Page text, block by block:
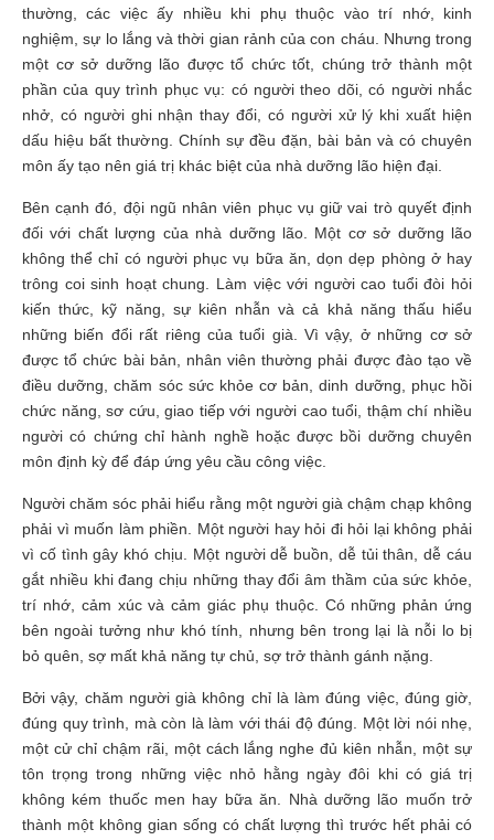
thường, các việc ấy nhiều khi phụ thuộc vào trí nhớ, kinh
nghiệm, sự lo lắng và thời gian rảnh của con cháu. Nhưng trong
một cơ sở dưỡng lão được tổ chức tốt, chúng trở thành một
phần của quy trình phục vụ: có người theo dõi, có người nhắc
nhở, có người ghi nhận thay đổi, có người xử lý khi xuất hiện
dấu hiệu bất thường. Chính sự đều đặn, bài bản và có chuyên
môn ấy tạo nên giá trị khác biệt của nhà dưỡng lão hiện đại.
Bên cạnh đó, đội ngũ nhân viên phục vụ giữ vai trò quyết định
đối với chất lượng của nhà dưỡng lão. Một cơ sở dưỡng lão
không thể chỉ có người phục vụ bữa ăn, dọn dẹp phòng ở hay
trông coi sinh hoạt chung. Làm việc với người cao tuổi đòi hỏi
kiến thức, kỹ năng, sự kiên nhẫn và cả khả năng thấu hiểu
những biến đổi rất riêng của tuổi già. Vì vậy, ở những cơ sở
được tổ chức bài bản, nhân viên thường phải được đào tạo về
điều dưỡng, chăm sóc sức khỏe cơ bản, dinh dưỡng, phục hồi
chức năng, sơ cứu, giao tiếp với người cao tuổi, thậm chí nhiều
người có chứng chỉ hành nghề hoặc được bồi dưỡng chuyên
môn định kỳ để đáp ứng yêu cầu công việc.
Người chăm sóc phải hiểu rằng một người già chậm chạp không
phải vì muốn làm phiền. Một người hay hỏi đi hỏi lại không phải
vì cố tình gây khó chịu. Một người dễ buồn, dễ tủi thân, dễ cáu
gắt nhiều khi đang chịu những thay đổi âm thầm của sức khỏe,
trí nhớ, cảm xúc và cảm giác phụ thuộc. Có những phản ứng
bên ngoài tưởng như khó tính, nhưng bên trong lại là nỗi lo bị
bỏ quên, sợ mất khả năng tự chủ, sợ trở thành gánh nặng.
Bởi vậy, chăm người già không chỉ là làm đúng việc, đúng giờ,
đúng quy trình, mà còn là làm với thái độ đúng. Một lời nói nhẹ,
một cử chỉ chậm rãi, một cách lắng nghe đủ kiên nhẫn, một sự
tôn trọng trong những việc nhỏ hằng ngày đôi khi có giá trị
không kém thuốc men hay bữa ăn. Nhà dưỡng lão muốn trở
thành một không gian sống có chất lượng thì trước hết phải có